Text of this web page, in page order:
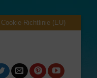
Cookie-Richtlinie (EU)